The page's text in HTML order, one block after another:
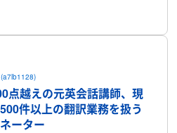
(a7lb1128)
点越えの元英会話講師、現
件以上の翻訳業務を扱う
ーター